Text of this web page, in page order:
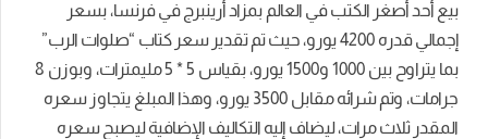
بيع أحد أصغر الكتب في العالم بمزاد أرينبرج في فرنسا، بسعر
إجمالي قدره 4200 يورو، حيث تم تقدير سعر كتاب “صلوات الرب”
بما يتراوح بين 1000 و1500 يورو، بقياس 5 * 5 مليمترات، وبوزن 8
جرامات، وتم شرائه مقابل 3500 يورو، وهذا المبلغ يتجاوز سعره
المقدر ثلاث مرات، ليضاف إليه التكاليف الإضافية ليصبح سعره